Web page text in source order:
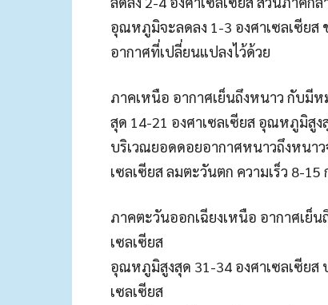
อุณหภูมิจะลดลง 1-3 องศาเซลเซีย
อากาศที่เปลี่ยนแปลงไว้ด้วย
ภาคเหนือ อากาศเย็นถึงหนาว กับ
สุด 14-21 องศาเซลเซียส อุณหภูมิสูง
บริเวณยอดดอยอากาศหนาวถึงหนา
เซลเซียส ลมตะวันตก ความเร็ว 8-15
ภาคตะวันออกเฉียงเหนือ อากาศเ
เซลเซียส
อุณหภูมิสูงสุด 31-34 องศาเซลเซีย
เซลเซียส